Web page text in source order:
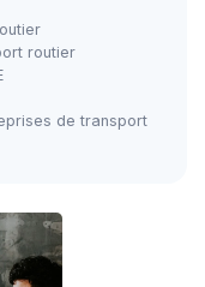
routier
de transport